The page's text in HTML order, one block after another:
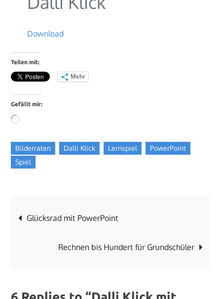
Download
Teilen mit:
Mehr
Gefällt mir:
Wird
Bilderraten Dalli Klick Lernspiel
PowerPoint
Spiel
Beitragsnavigation
Glücksrad mit PowerPoint
Rechnen bis Hundert für Grundschüler